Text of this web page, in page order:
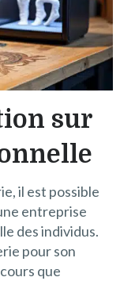
sur
il est possible
entreprise
des individus.
pour son
que